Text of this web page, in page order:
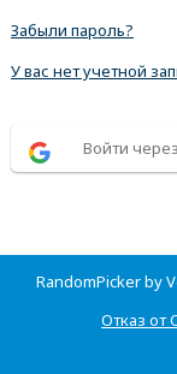
Забыли пароль?
У вас нет учетной
Войти
RandomPicker by
Отказ от